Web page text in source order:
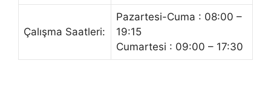
Çalışma Saatleri:
Pazartesi-Cuma : 08:00 –
19:15
Cumartesi : 09:00 – 17:30